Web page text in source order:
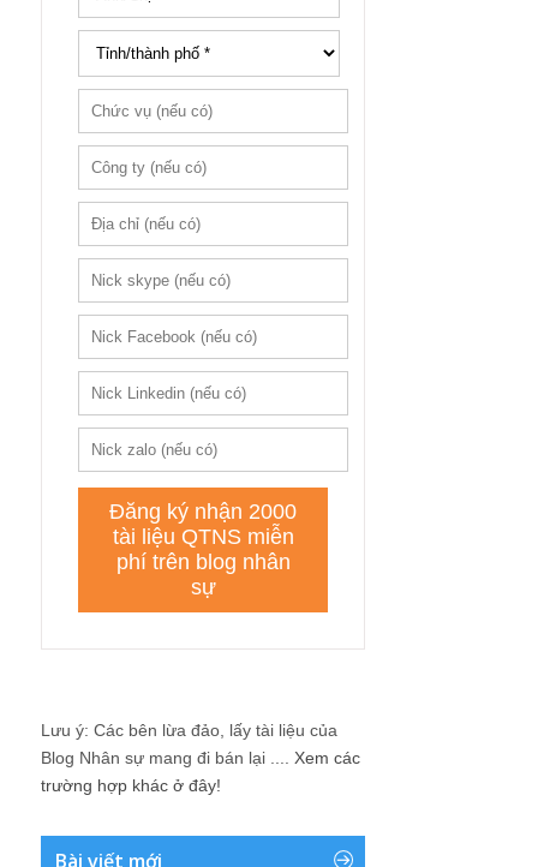
Lưu ý: Các bên lừa đảo, lấy tài liệu của
Blog Nhân sự mang đi bán lại .... Xem các
trường hợp khác ở đây!
Bài viết mới